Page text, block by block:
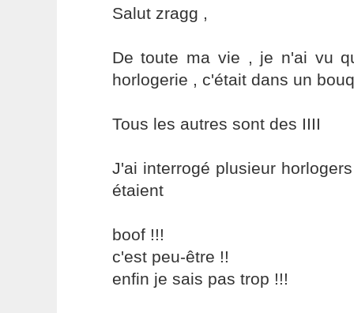
Salut zragg ,
De toute ma vie , je n'ai vu
horlogerie , c'était dans un
Tous les autres sont des IIII
J'ai interrogé plusieur
étaient
boof !!!
c'est peu-être !!
enfin je sais pas trop !!!